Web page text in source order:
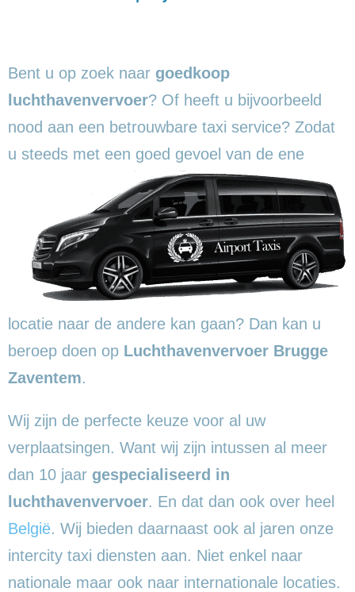
Bent u op zoek naar goedkoop
luchthavenvervoer? Of heeft u bijvoorbeeld
nood aan een betrouwbare taxi service? Zodat
u steeds met een goed gevoel van de ene
locatie naar de andere kan gaan? Dan kan u
beroep doen op Luchthavenvervoer Brugge
Zaventem.
Wij zijn de perfecte keuze voor al uw
verplaatsingen. Want wij zijn intussen al meer
dan 10 jaar gespecialiseerd in
luchthavenvervoer. En dat dan ook over heel
België. Wij bieden daarnaast ook al jaren onze
intercity taxi diensten aan. Niet enkel naar
nationale maar ook naar internationale locaties.